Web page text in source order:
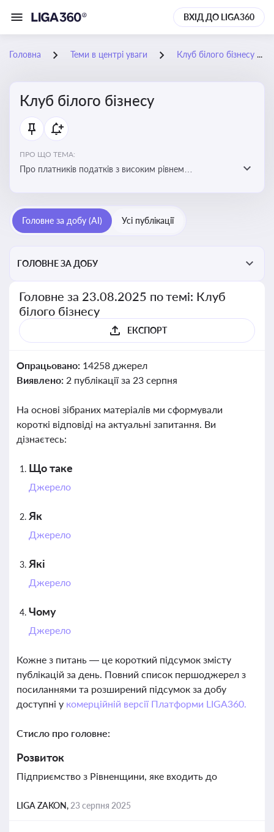
ВХІД ДО LIGA360
Головна Теми в центрі уваги Клуб білого бізнесу
Клуб білого бізнесу
ПРО ЩО ТЕМА:
Про платників податків з високим рівнем
Головне за добу (AI) Усі публікації
ГОЛОВНЕ ЗА ДОБУ
Головне за 23.08.2025 по темі: Клуб
білого бізнесу
ЕКСПОРТ
Опрацьовано: 14258 джерел
Виявлено: 2 публікації за 23 серпня
На основі зібраних матеріалів ми сформували
короткі відповіді на актуальні запитання. Ви
дізнаєтесь:
Що таке
Джерело
Як
Джерело
Які
Джерело
Чому
Джерело
Кожне з питань — це короткий підсумок змісту
публікацій за день. Повний список першоджерел з
посиланнями та розширений підсумок за добу
доступні у комерційній версії Платформи LIGA360.
Стисло про головне:
Розвиток
Підприємство з Рівненщини, яке входить до
LIGA ZAKON, 23 серпня 2025